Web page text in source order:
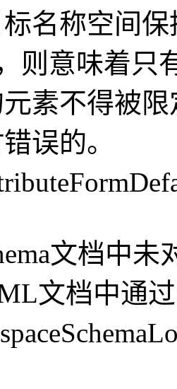
名称空间
则意味着只
素不得被
误的。
文档中未
文档中通